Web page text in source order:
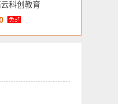
科创教育
免邮